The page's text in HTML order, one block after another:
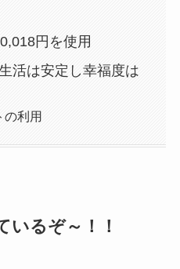
円を使用
活は安定し幸福度は
の利用
いるぞ～！！